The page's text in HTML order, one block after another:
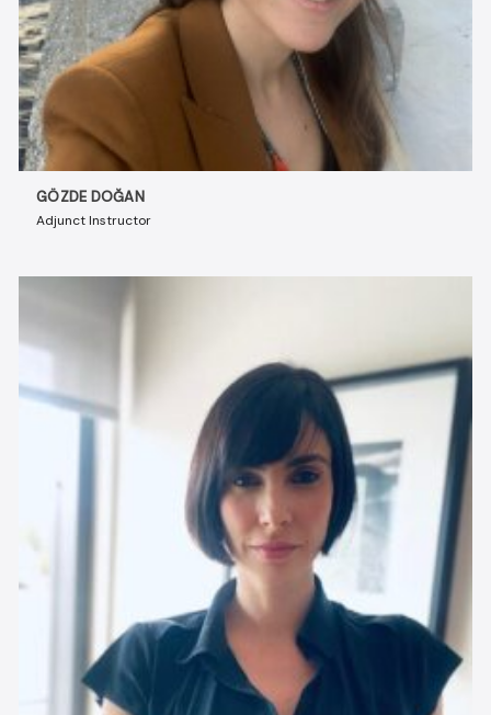
GÖZDE DOĞAN
Adjunct Instructor